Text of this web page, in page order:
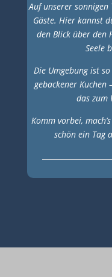
Auf unserer
Gäste. Hier kannst
den Blick über den
Seele
Die Umgebung ist
gebackener Kuchen
das zum
Komm vorbei,
schön ein Tag